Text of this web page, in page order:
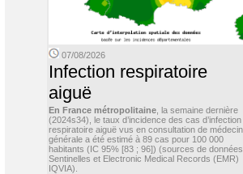
07/08/2026
Infection respiratoire
aiguë
En France métropolitaine , la semaine dernière
(2024s34), le taux d’incidence des cas d’infection
respiratoire aiguë vus en consultation de
générale a été estimé à 89 cas pour 100 000
habitants (IC 95% [83 ; 96]) (sources de
Sentinelles et Electronic Medical Records (EMR)
IQVIA).